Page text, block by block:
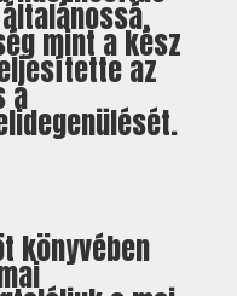
mint a kész
az
a
könyvében